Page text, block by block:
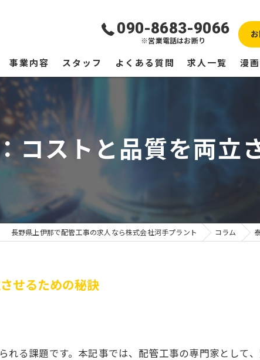
090-8683-9066
※営業電話はお断り
事業内容 スタッフ よくある質問 求人一覧 漫
コストと品質を両立
長野県上伊那で配管工事の求人なら株式会社河手プラント コラム
せるための秘訣
れる課題です。本記事では、配管工事の専門家として